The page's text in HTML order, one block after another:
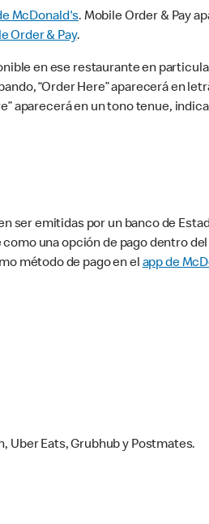
McDonald's. Mobile Order & Pay
Order & Pay.
en ese restaurante en
“Order Here” aparecerá en
aparecerá en un tono tenue,
ser emitidas por un banco de
una opción de pago dentro del
método de pago en elapp de
Uber Eats, Grubhub y Postmates.